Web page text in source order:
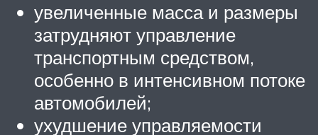
увеличенные масса и размеры
затрудняют управление
транспортным средством,
особенно в интенсивном потоке
автомобилей;
ухудшение управляемости